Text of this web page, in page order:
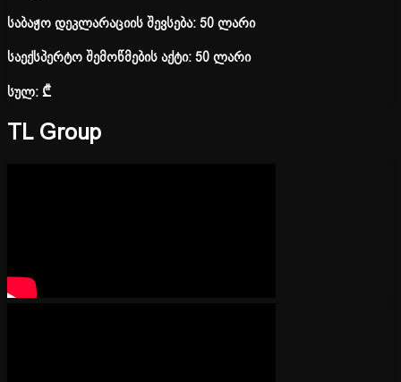
საბაჟო დეკლარაციის შევსება: 50 ლარი
საექსპერტო შემოწმების აქტი: 50 ლარი
სულ:₾
TL Group